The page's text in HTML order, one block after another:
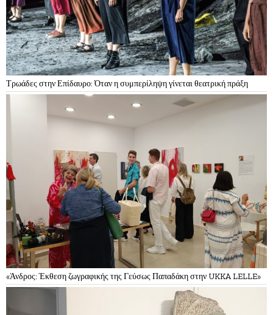
Τρωάδες στην Επίδαυρο: Όταν η συμπερίληψη γίνεται θεατρική πράξη
«Άνδρος: Έκθεση ζωγραφικής της Γεύσως Παπαδάκη στην UKKA LELLE»